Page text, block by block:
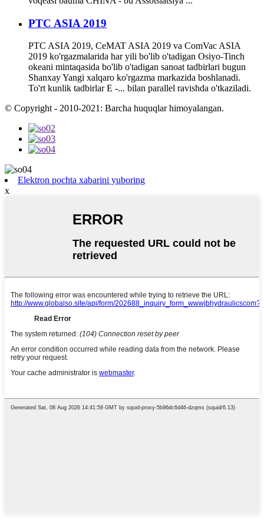
PTC ASIA 2019
PTC ASIA 2019, CeMAT ASIA 2019 va ComVac ASIA
2019 ko'rgazmalarida har yili bo'lib o'tadigan Osiyo-Tinch
okeani mintaqasida bo'lib o'tadigan sanoat tadbirlari bugun
Shanxay Yangi xalqaro ko'rgazma markazida boshlanadi.
To'rt kunlik tadbirlar E -... bilan parallel ravishda o'tkaziladi.
© Copyright - 2010-2021: Barcha huquqlar himoyalangan.
Elektron pochta xabarini yuboring
x